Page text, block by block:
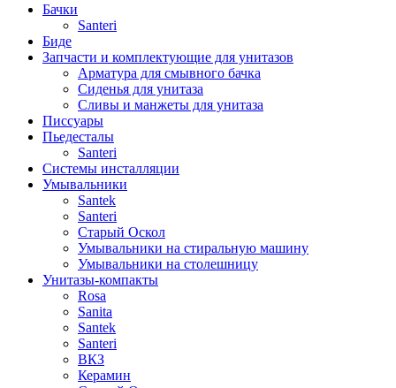
Бачки
Santeri
Биде
Запчасти и комплектующие для унитазов
Арматура для смывного бачка
Сиденья для унитаза
Сливы и манжеты для унитаза
Писсуары
Пьедесталы
Santeri
Системы инсталляции
Умывальники
Santek
Santeri
Старый Оскол
Умывальники на стиральную машину
Умывальники на столешницу
Унитазы-компакты
Rosa
Sanita
Santek
Santeri
ВКЗ
Керамин